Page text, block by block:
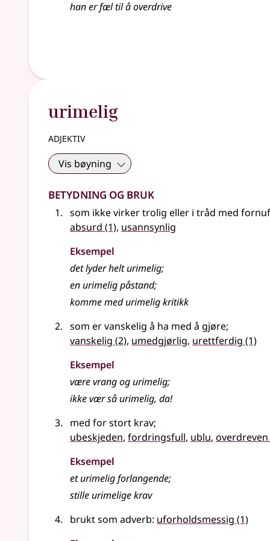
han er fæl til åoverdrive
urimelig
adjektiv
Vis bøyning
Betydning og bruk
som ikke virker trolig eller i tråd med
absurd (1), usannsynlig
Eksempel
det lyder helturimelig;
en urimelig påstand;
komme med urimelig kritikk
som er vanskelig å ha med å gjøre;
vanskelig (2), umedgjørlig, urettferdig (1)
Eksempel
være vrang og urimelig;
ikke vær så urimelig, da!
med for stort krav;
ubeskjeden, fordringsfull, ublu, overdreven
Eksempel
eturimeligforlangende;
stille urimelige krav
brukt som adverb: uforholdsmessig (1)